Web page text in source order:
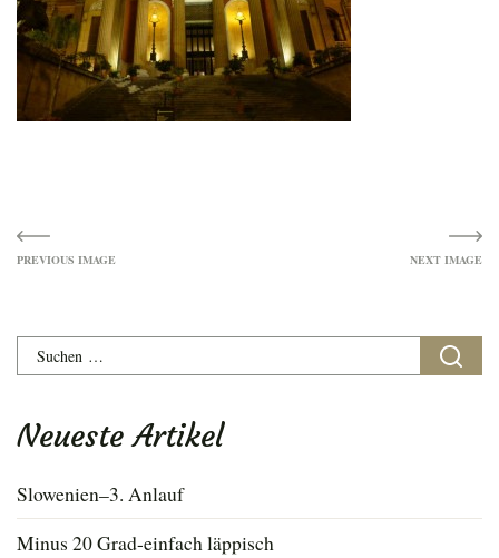
Image
Suchen
nach:
Neueste Artikel
Slowenien–3. Anlauf
Minus 20 Grad-einfach läppisch